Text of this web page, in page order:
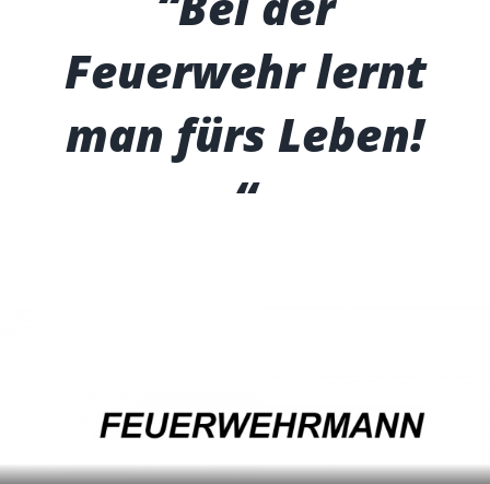
Feuerwehr lernt
man fürs Leben!
“